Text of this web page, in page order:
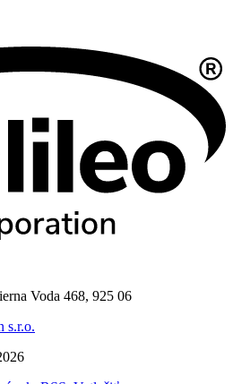
Voda 468, 925 06
s.r.o.